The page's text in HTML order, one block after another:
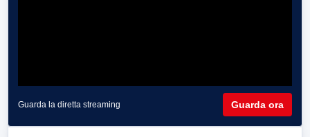
Guarda la diretta streaming Guarda ora